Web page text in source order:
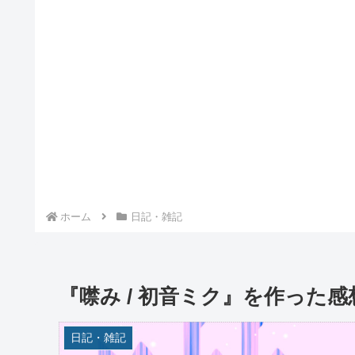
ホーム 日記・雑記
『噤み / 初音ミク』を作った感
日記・雑記